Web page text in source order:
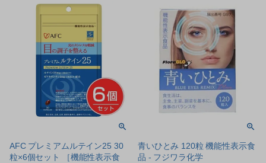
AFC プレミアムルテイン25 30
粒×6個セット ［機能性表示食
青いひとみ 120粒 機能性表示食
品 - フジワラ化学